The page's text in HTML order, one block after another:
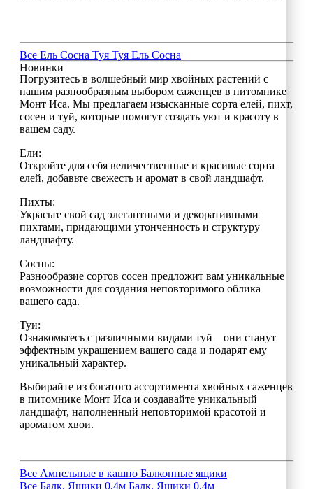
Все Ель Сосна Туя Туя Ель Сосна
Новинки
Погрузитесь в волшебный мир хвойных растений с
нашим разнообразным выбором саженцев в питомнике
Монт Иса. Мы предлагаем изысканные сорта елей, пихт,
сосен и туй, которые помогут создать уют и красоту в
вашем саду.
Ели:
Откройте для себя величественные и красивые сорта
елей, добавьте свежесть и аромат в свой ландшафт.
Пихты:
Украсьте свой сад элегантными и декоративными
пихтами, придающими утонченность и структуру
ландшафту.
Сосны:
Разнообразие сортов сосен предложит вам уникальные
возможности для создания неповторимого облика
вашего сада.
Туи:
Ознакомьтесь с различными видами туй – они станут
эффектным украшением вашего сада и подарят ему
уникальный характер.
Выбирайте из богатого ассортимента хвойных саженцев
в питомнике Монт Иса и создавайте уникальный
ландшафт, наполненный неповторимой красотой и
ароматом хвои.
Все Ампельные в кашпо Балконные ящики
Все Балк. Ящики 0,4м Балк. Ящики 0,4м